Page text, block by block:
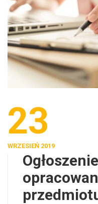
23
WRZESIEŃ 2019